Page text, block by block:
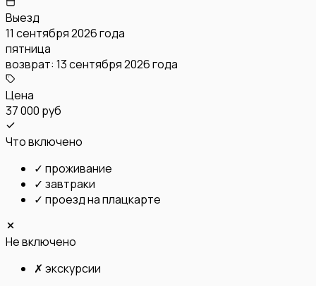
Выезд
11 сентября 2026 года
пятница
возврат: 13 сентября 2026 года
Цена
37 000 руб
Что включено
✓ проживание
✓ завтраки
✓ проезд на плацкарте
Не включено
✗ экскурсии